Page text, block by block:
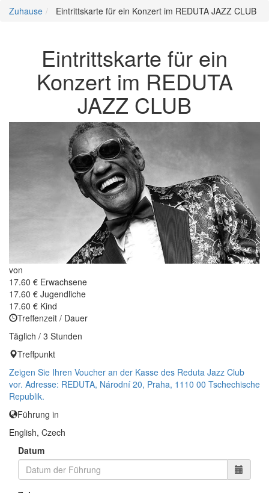
Zuhause Eintrittskarte für ein Konzert im REDUTA JAZZ CLUB
Eintrittskarte für ein
Konzert im REDUTA
JAZZ CLUB
von
17.60 € Erwachsene
17.60 € Jugendliche
17.60 € Kind
Treffenzeit / Dauer
Täglich / 3 Stunden
Treffpunkt
Zeigen Sie Ihren Voucher an der Kasse des Reduta Jazz Club
vor. Adresse: REDUTA, Národní 20, Praha, 1110 00 Tschechische
Republik.
Führung in
English, Czech
Datum